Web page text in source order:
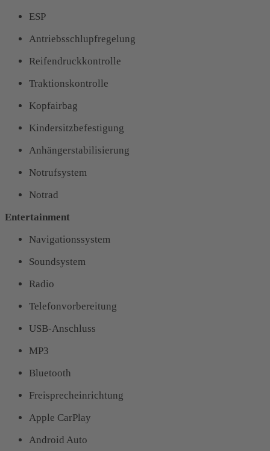
ESP
Antriebsschlupfregelung
Reifendruckkontrolle
Traktionskontrolle
Kopfairbag
Kindersitzbefestigung
Anhängerstabilisierung
Notrufsystem
Notrad
Entertainment
Navigationssystem
Soundsystem
Radio
Telefonvorbereitung
USB-Anschluss
MP3
Bluetooth
Freisprecheinrichtung
Apple CarPlay
Android Auto